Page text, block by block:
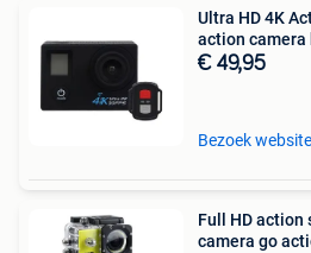
Ultra HD 4K
action camera
€ 49,95
Bezoek website
Full HD action
camera go